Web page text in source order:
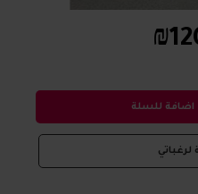
اضافة للسلة
لرغباتي